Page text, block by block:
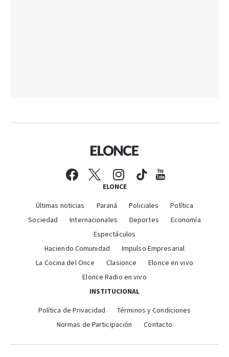
ELONCE
Últimas noticias Paraná Policiales
Política
Sociedad
Internacionales Deportes
Economía
Espectáculos
Haciendo Comunidad
Impulso Empresarial
La Cocina del Once
Clasionce
Elonce en vivo
Elonce Radio en vivo
INSTITUCIONAL
Política de Privacidad
Términos y Condiciones
Normas de Participación
Contacto